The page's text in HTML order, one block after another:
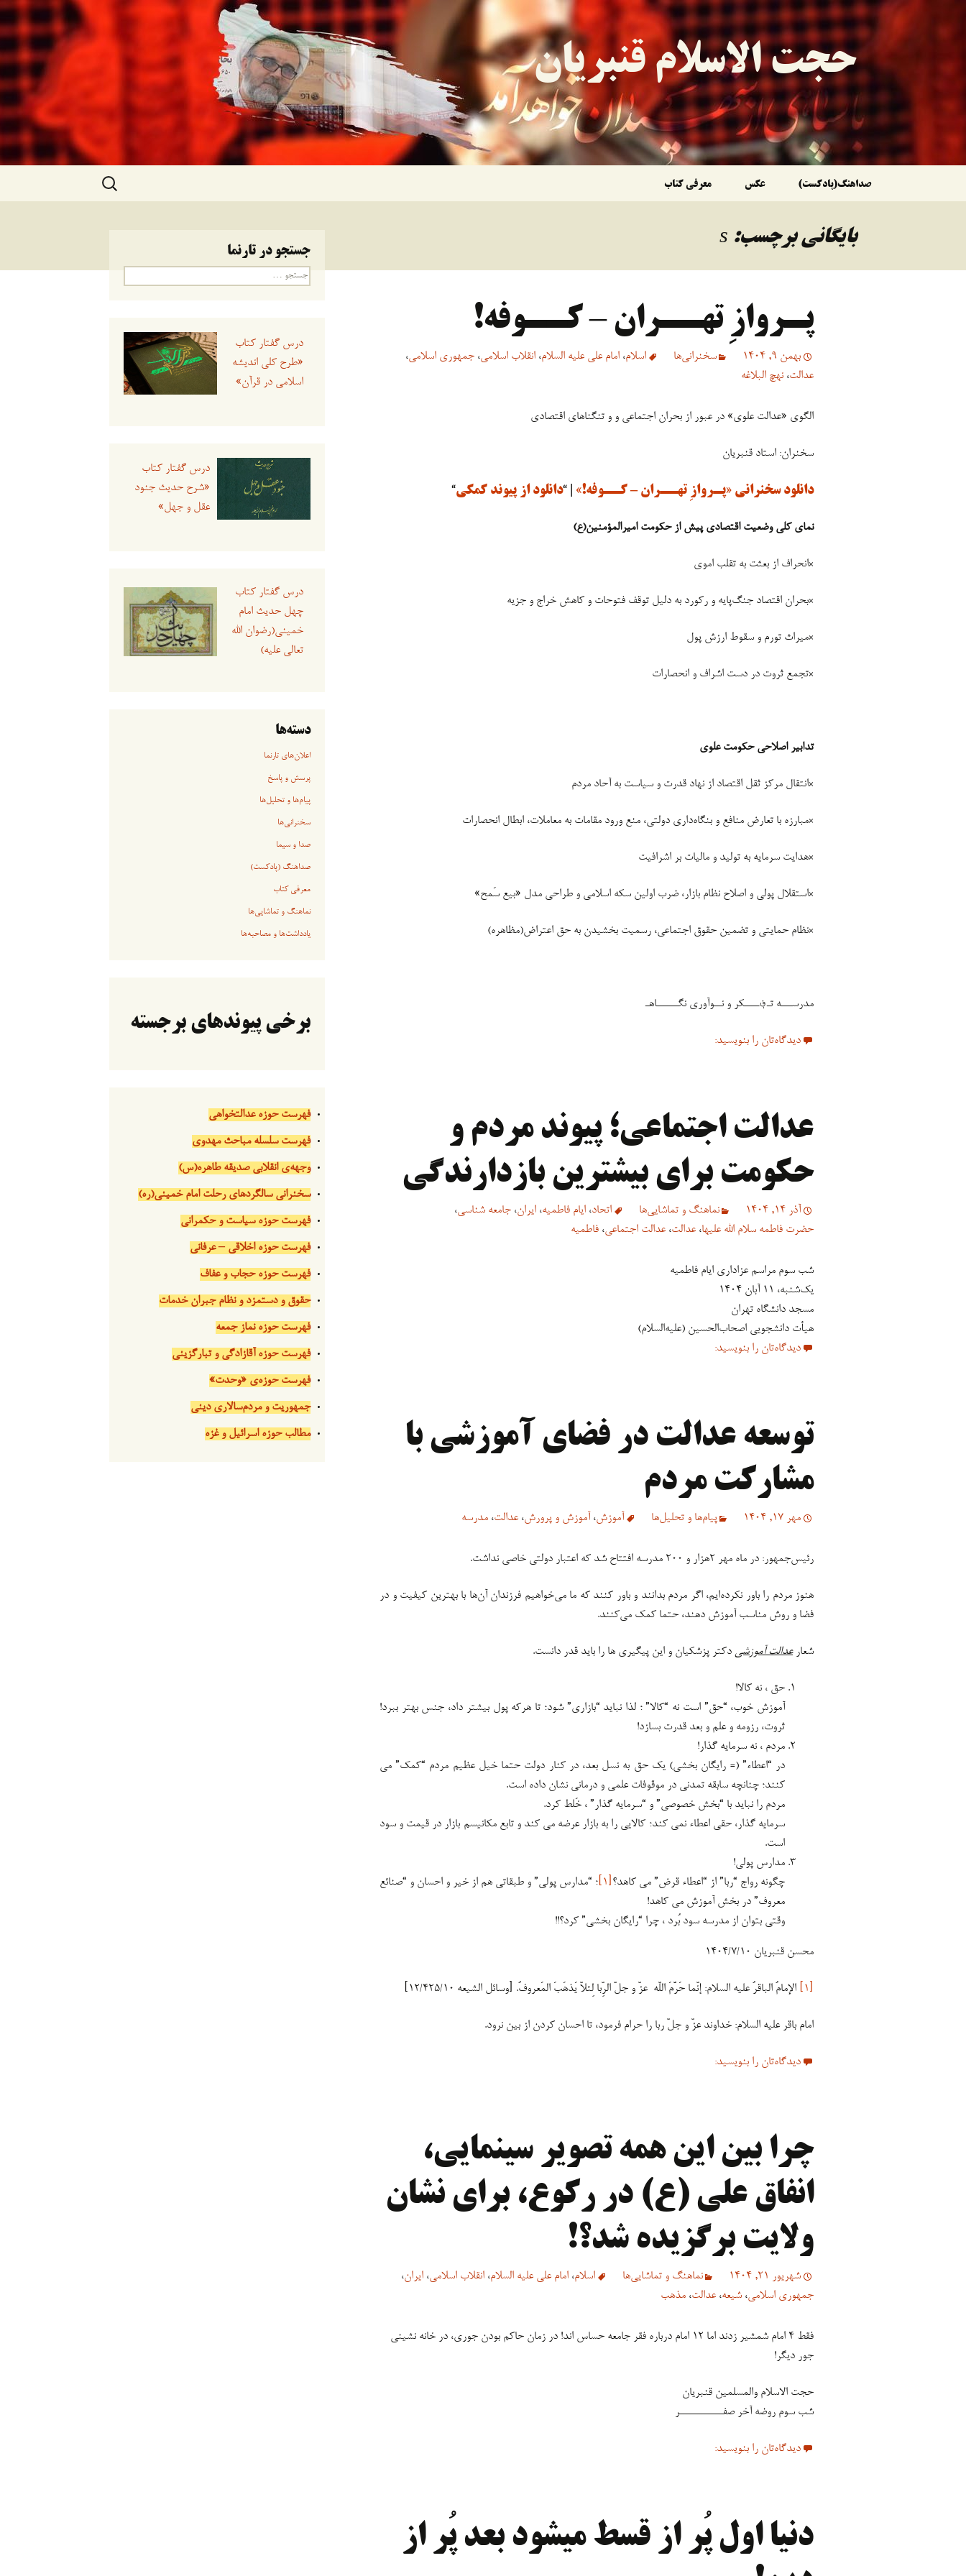
حجت الاسلام قنبریان
رفتن
نوشته‌ها
صداهنگ(پادکست) عکس معرفی کتاب
جستجو
برای:
بایگانی برچسب: s
پـروازِ تهــران – کــوفه!
بهمن 9, 1404 سخنرانی‏‏‌ها اسلام، امام علی علیه السلام، انقلاب اسلامی، جمهوری اسلامی،
عدالت، نهچ البلاغه
الگوی «عدالت علوی» در عبور از بحران اجتماعی و و تنگناهای اقتصادی
سخنران: استاد قنبریان
دانلود سخنرانی «پـروازِ تهــران – کــوفه!» | “دانلود از پیوند کمکی“
نمای کلی وضعیت اقتصادی پیش از حکومت امیرالمؤمنین(ع)
×انحراف از بعثت به تقلب اموی
×بحران اقتصاد جنگ‌پایه و رکورد به دلیل توقف فتوحات و کاهش خراج و جزیه
×میراث تورم و سقوط ارزش پول
×تجمع ثروت در دست اشراف و انحصارات
تدابیر اصلاحی حکومت علوی
×انتقال مرکز ثقل اقتصاد از نهاد قدرت و سیاست به آحاد مردم
×مبارزه با تعارض منافع و بنگاه‌داری دولتی، منع ورود مقامات به معاملات، ابطال انحصارات
×هدایت سرمایه به تولید و مالیات بر اشرافیت
×استقلال پولی و اصلاح نظام بازار، ضرب اولین سکه اسلامی و‌ طراحی مدل «بیع سَمح»
×نظام حمایتی و تضمین حقوق اجتماعی، رسمیت بخشیدن به حق اعتراض(مظاهره)
مدرســـه تـ؋ــــکر و نــوآوری نگــــــاهـ
دیدگاه‌تان را بنویسید:
عدالت اجتماعی؛ پیوند مردم و
حکومت برای بیشترین بازدارندگی
آذر 14, 1404 نماهنگ و تماشایی‌ها اتحاد، ایام فاطمیه، ایران، جامعه شناسی،
حضرت فاطمه سلام الله علیها، عدالت، عدالت اجتماعی، فاطمیه
شب سوم مراسم عزاداری ایام فاطمیه
یک‌شنبه، ۱۱ آبان ۱۴۰۴
مسجد دانشگاه تهران
هیأت دانشجویی اصحاب‌الحسین (علیه‌السلام)
دیدگاه‌تان را بنویسید:
توسعه عدالت در فضای آموزشی با
مشارکت مردم
مهر 17, 1404 پیام‌ها و تحلیل‌ها آموزش، آموزش و پرورش، عدالت، مدرسه
رئیس‌جمهور: در ماه مهر ۲هزار و ۲۰۰ مدرسه افتتاح شد که اعتبار دولتی خاصی نداشت.
هنوز مردم را باور نکرده‌ایم، اگر مردم بدانند و باور کنند که ما می‌خواهیم فرزندان آن‌ها با بهترین کیفیت و در
فضا و روش مناسب آموزش دهند، حتما کمک می‌کنند.
شعارعدالت آموزشی دکتر پزشکیان و این پیگیری ها را باید قدر دانست.
حق ، نه کالا!
آموزش خوب، “حق” است نه “کالا” ؛ لذا نباید “بازاری” شود؛ تا هرکه پول بیشتر داد، جنس بهتر ببرد!
ثروت، رزومه و علم و بعد قدرت بسازد!
مردم ، نه سرمایه گذار!
در “اعطاء” (= رایگان بخشی) یک حق به نسل بعد، در کنار دولت حتما خیل عظیم مردم “کمک” می
کنند؛ چنانچه سابقه تمدنی در موقوفات علمی و درمانی نشان داده است.
مردم را نباید با “بخش خصوصی” و “سرمایه گذار” ، خَلط کرد.
سرمایه گذار، حقی اعطاء نمی کند؛ کالایی را به بازار عرضه می کند و تابع مکانیسم بازار در قیمت و سود
است.
مدارس پولی!
چگونه رواج “ربا” از “اعطاء قرض” می کاهد؟[۱]
؛ “مدارس پولی” و طبقاتی هم از خیر و احسان و “صنائع
معروف” در بخش آموزش می کاهد!
وقتی بتوان از مدرسه سود بُرد ، چرا “رایگان بخشی” کرد؟!!
محسن قنبریان ۱۴۰۴/۷/۱۰
[۱] الإمامُ الباقرُ علیه السلام: إنّما حَرَّمَ اللّه عزّ و جلّ الرِّبا لِئلاّ یَذهَبَ المَعروفُ. [وسائل الشیعه ۱۲/۴۲۵/۱۰]
امام باقر علیه السلام: خداوند عزّ و جلّ ربا را حرام فرمود، تا احسان کردن از بین نرود.
دیدگاه‌تان را بنویسید:
چرا بین این همه تصویر سینمایی،
انفاق علی (ع) در رکوع، برای نشان
ولایت برگزیده شد؟!
شهریور 21, 1404 نماهنگ و تماشایی‌ها اسلام، امام علی علیه السلام، انقلاب اسلامی، ایران،
جمهوری اسلامی، شیعه، عدالت، مذهب
فقط ۴ امام شمشیر زدند اما ۱۲ امام درباره فقر جامعه حساس اند! در زمان حاکم بودن جوری، در خانه نشینی
جور دیگر!
حجت الاسلام والمسلمین قنبریان
شب سوم روضه آخر صفــــــــــــر
دیدگاه‌تان را بنویسید:
دنیا اول پُر از قسط میشود بعد پُر از
جستجو در تارنما
جستجو
درس گفتار کتاب
«طرح کلی اندیشه
اسلامی در قرآن»
درس گفتار کتاب
«شرح حدیث جنود
عقل و جهل»
درس گفتار کتاب
چهل حدیث امام
خمینی(رضوان الله
تعالی علیه)
دسته‌ها
اعلان‌های تارنما
پرسش و پاسخ
پیام‌ها و تحلیل‌ها
سخنرانی‏‏‌ها
صدا و سیما
صداهنگ (پادکست)
معرفی کتاب
نماهنگ و تماشایی‌ها
یادداشت‌ها و مصاحبه‌ها
برخی پیوندهای برجسته
فهرست حوزه عدالتخواهی
فهرست سلسله مباحث مهدوی
وجهه‌ی انقلابی صدیقه طاهره(س)
سخنرانی سالگردهای رحلت امام خمینی(ره)
فهرست حوزه سیاست و حکمرانی
فهرست حوزه اخلاقی – عرفانی
فهرست حوزه حجاب و عفاف
حقوق و دستمزد و نظام جبران خدمات
فهرست حوزه نماز جمعه
فهرست حوزه آقازادگی و تبارگزینی
فهرست حوزه‌ی «وحدت»
جمهوریت و مردم‌سالاری دینی
مطالب حوزه اسرائیل و غزه